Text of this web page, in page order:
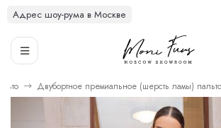
Адрес шоу-рума в Москве
Двубортное премиальное (шерсть ламы)